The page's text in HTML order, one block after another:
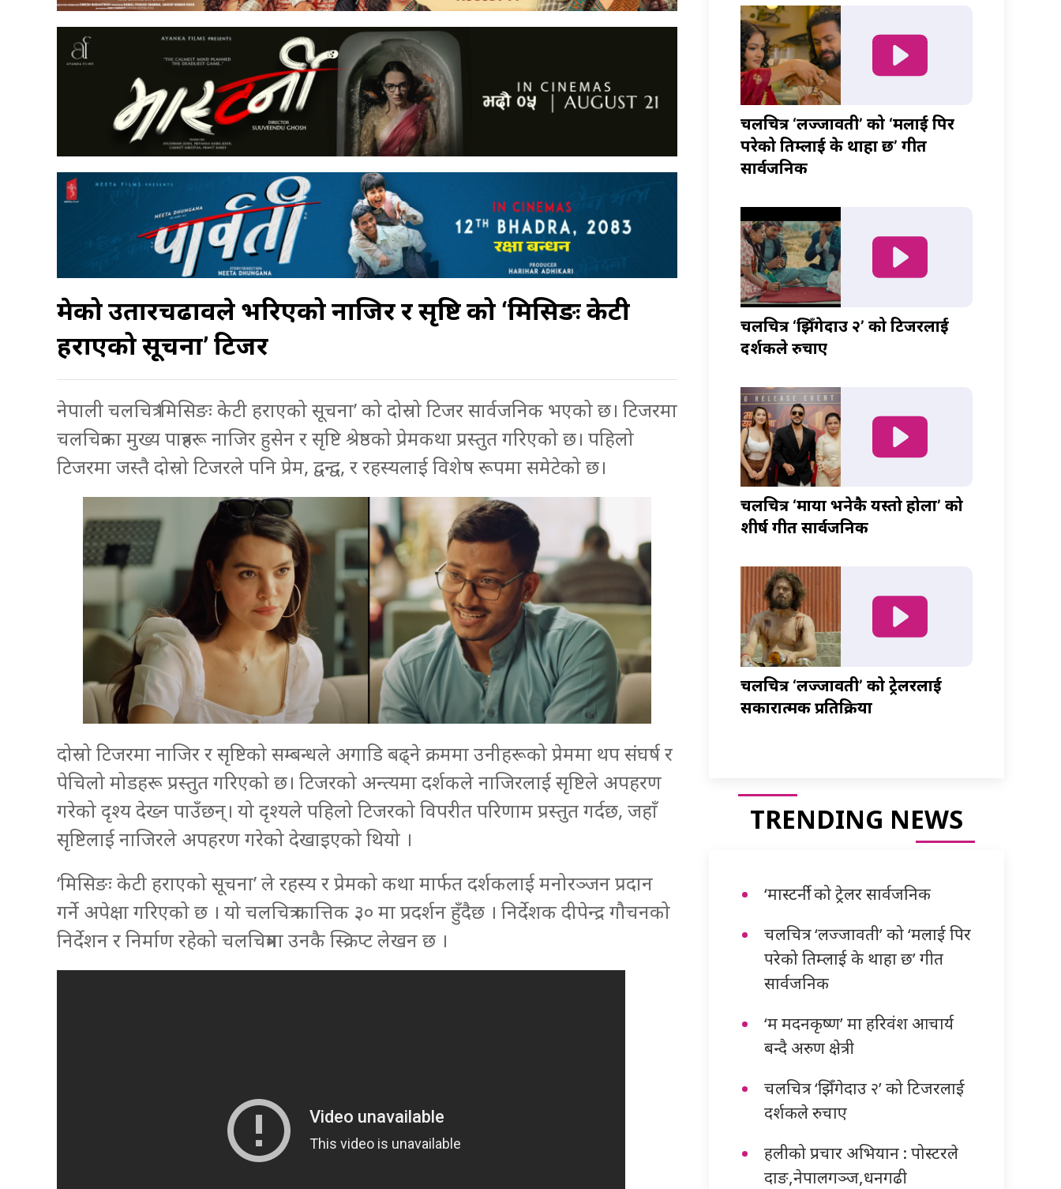
प्रेमको उतारचढावले भरिएको नाजिर र सृष्टि को ‘मिसिङः केटी
हराएको सूचना’ टिजर
नेपाली चलचित्र ‘मिसिङः केटी हराएको सूचना’ को दोस्रो टिजर सार्वजनिक भएको छ। टिजरमा
चलचित्रका मुख्य पात्रहरू नाजिर हुसेन र सृष्टि श्रेष्ठको प्रेमकथा प्रस्तुत गरिएको छ। पहिलो
टिजरमा जस्तै दोस्रो टिजरले पनि प्रेम, द्वन्द्व, र रहस्यलाई विशेष रूपमा समेटेको छ।
दोस्रो टिजरमा नाजिर र सृष्टिको सम्बन्धले अगाडि बढ्ने क्रममा उनीहरूको प्रेममा थप संघर्ष र
पेचिलो मोडहरू प्रस्तुत गरिएको छ। टिजरको अन्त्यमा दर्शकले नाजिरलाई सृष्टिले अपहरण
गरेको दृश्य देख्न पाउँछन्। यो दृश्यले पहिलो टिजरको विपरीत परिणाम प्रस्तुत गर्दछ, जहाँ
सृष्टिलाई नाजिरले अपहरण गरेको देखाइएको थियो ।
‘मिसिङः केटी हराएको सूचना’ ले रहस्य र प्रेमको कथा मार्फत दर्शकलाई मनोरञ्जन प्रदान
गर्ने अपेक्षा गरिएको छ । यो चलचित्र कात्तिक ३० मा प्रदर्शन हुँदैछ । निर्देशक दीपेन्द्र गौचनको
निर्देशन र निर्माण रहेको चलचित्रमा उनकै स्क्रिप्ट लेखन छ ।
चलचित्र ‘लज्जावती’ को ‘मलाई पिर
परेको तिम्लाई के थाहा छ’ गीत
सार्वजनिक
चलचित्र ‘झिँगेदाउ २’ को टिजरलाई
दर्शकले रुचाए
चलचित्र ‘माया भनेकै यस्तो होला’ को
शीर्ष गीत सार्वजनिक
चलचित्र ‘लज्जावती’ को ट्रेलरलाई
सकारात्मक प्रतिक्रिया
TRENDING NEWS
‘मास्टर्नी’ को ट्रेलर सार्वजनिक
चलचित्र ‘लज्जावती’ को ‘मलाई पिर
परेको तिम्लाई के थाहा छ’ गीत
सार्वजनिक
‘म मदनकृष्ण’ मा हरिवंश आचार्य
बन्दै अरुण क्षेत्री
चलचित्र ‘झिँगेदाउ २’ को टिजरलाई
दर्शकले रुचाए
हलीको प्रचार अभियान : पोस्टरले
दाङ,नेपालगञ्ज,धनगढी